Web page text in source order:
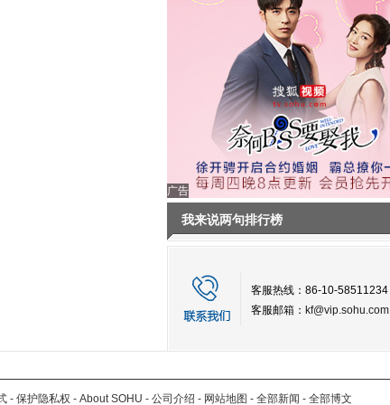
广告
我来说两句排行榜
客服热线：86-10-58511234
客服邮箱： kf@vip.sohu.com
- 保护隐私权 - About SOHU - 公司介绍 - 网站地图 - 全部新闻 - 全部博文